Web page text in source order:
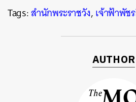
Tags:สำนักพระราชวัง,เจ้าฟ้าพัช
AUTHOR